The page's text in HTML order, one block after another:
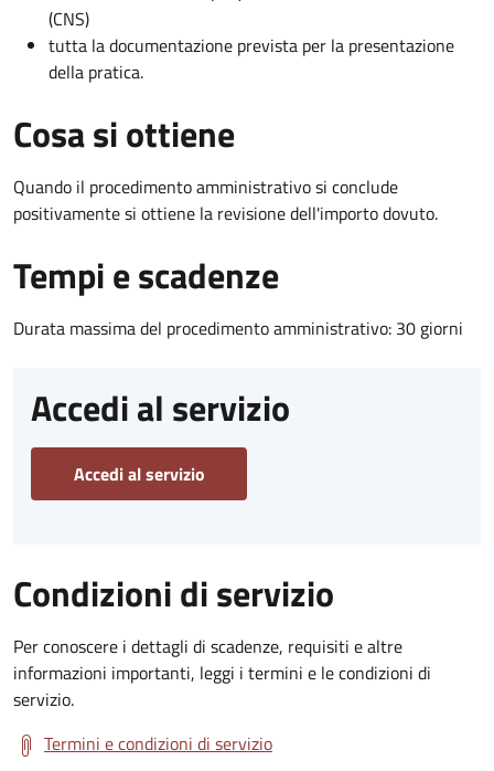
(CNS)
tutta la documentazione prevista per la presentazione
della pratica.
Cosa si ottiene
Quando il procedimento amministrativo si conclude
positivamente si ottiene la revisione dell'importo dovuto.
Tempi e scadenze
Durata massima del procedimento amministrativo: 30 giorni
Accedi al servizio
Accedi al servizio
Condizioni di servizio
Per conoscere i dettagli di scadenze, requisiti e altre
informazioni importanti, leggi i termini e le condizioni di
servizio.
Termini e condizioni di servizio